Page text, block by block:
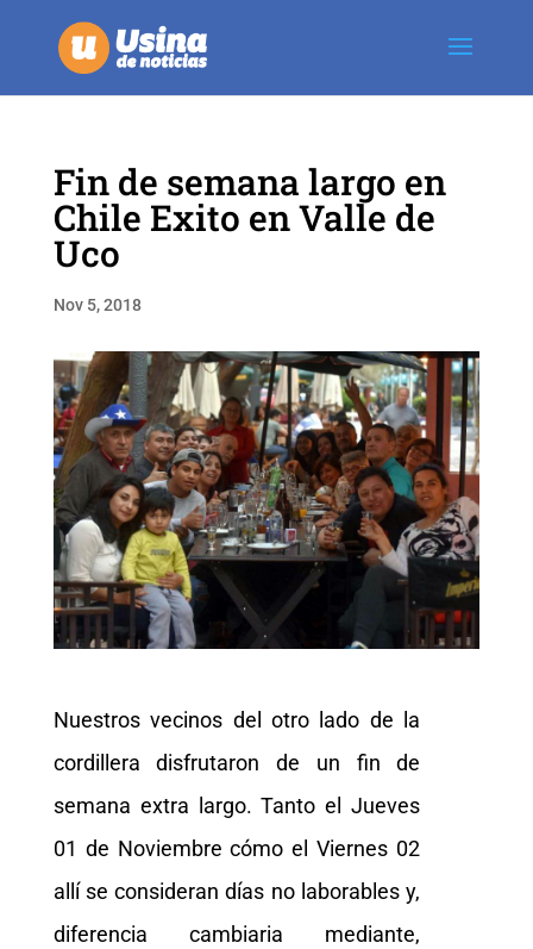
Fin de semana largo en
Chile Exito en Valle de
Uco
Nov 5, 2018
Nuestros vecinos del otro lado de la
cordillera disfrutaron de un fin de
semana extra largo. Tanto el Jueves
01 de Noviembre cómo el Viernes 02
allí se consideran días no laborables y,
diferencia cambiaria mediante,